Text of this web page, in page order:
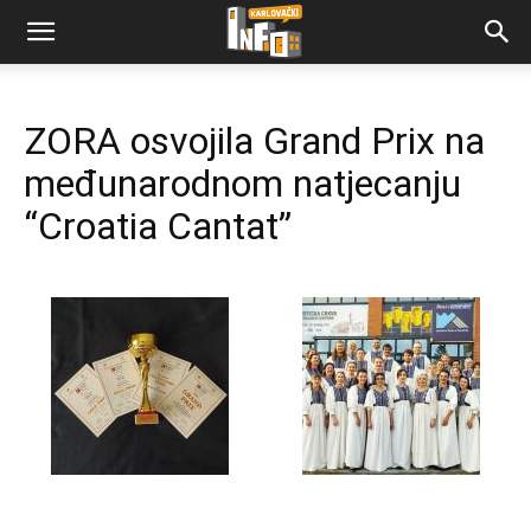
ZORA osvojila Grand Prix na
međunarodnom natjecanju
“Croatia Cantat”